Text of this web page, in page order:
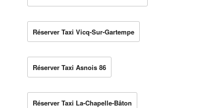
Réserver Taxi Vicq-Sur-Gartempe
Réserver Taxi Asnois 86
Réserver Taxi La-Chapelle-Bâton